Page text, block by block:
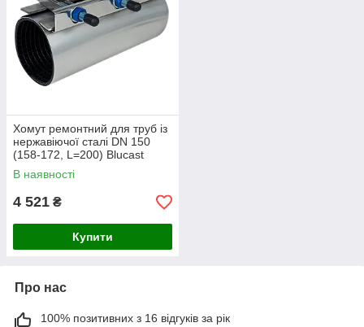
Хомут ремонтний для труб із
нержавіючої сталі DN 150
(158-172, L=200) Blucast
В наявності
4 521 ₴
Купити
Про нас
100% позитивних з 16 відгуків за рік